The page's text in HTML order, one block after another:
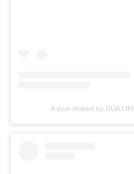
A post shared by DUA